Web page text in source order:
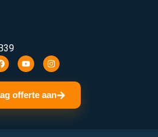
offerte aan